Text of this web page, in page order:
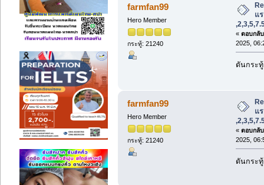
farmfan99
Hero Member
กระทู้: 21240
แ
« ตอบกลั
2025,
ดันกระ
farmfan99
Hero Member
กระทู้: 21240
แ
« ตอบกลั
2025,
ดันกระ